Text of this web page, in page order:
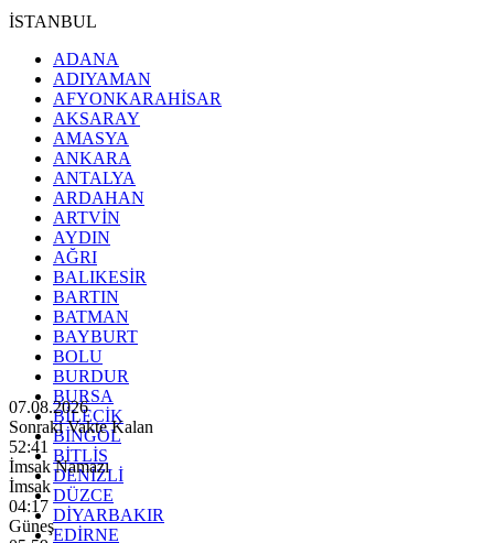
İSTANBUL
ADANA
ADIYAMAN
AFYONKARAHİSAR
AKSARAY
AMASYA
ANKARA
ANTALYA
ARDAHAN
ARTVİN
AYDIN
AĞRI
BALIKESİR
BARTIN
BATMAN
BAYBURT
BOLU
BURDUR
BURSA
BİLECİK
BİNGÖL
BİTLİS
DENİZLİ
DÜZCE
DİYARBAKIR
EDİRNE
07.08.2026
Sonraki Vakte Kalan
52:39
İmsak Namazı
İmsak
04:17
Güneş